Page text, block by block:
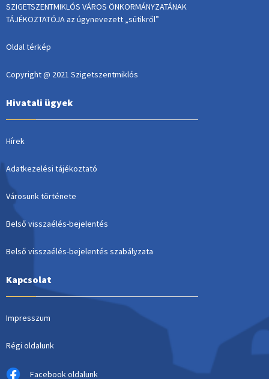
SZIGETSZENTMIKLÓS VÁROS ÖNKORMÁNYZATÁNAK
TÁJÉKOZTATÓJA az úgynevezett „sütikről”
Oldal térkép
Copyright @ 2021 Szigetszentmiklós
Hivatali ügyek
Hírek
Adatkezelési tájékoztató
Városunk története
Belső visszaélés-bejelentés
Belső visszaélés-bejelentés szabályzata
Kapcsolat
Impresszum
Régi oldalunk
Facebook oldalunk